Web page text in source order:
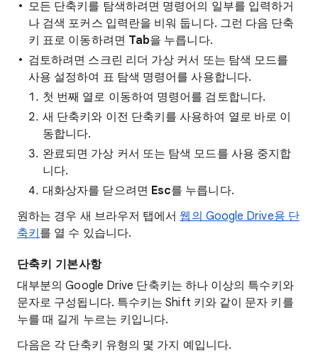
모든 단축키를 탐색하려면 명령어의 일부를 입력하거
나 검색 포커스 입력란을 비워 둡니다. 그런 다음 단축
키 표로 이동하려면 Tab을 누릅니다.
검토하려면 스크린 리더 가상 커서 또는 탐색 모드를
사용 설정하여 표 탐색 명령어를 사용합니다.
첫 번째 열로 이동하여 명령어를 검토합니다.
새 단축키와 이전 단축키를 사용하여 열로 바로 이
동합니다.
완료되면 가상 커서 또는 탐색 모드를 사용 중지합
니다.
대화상자를 닫으려면 Esc를 누릅니다.
원하는 경우 새 브라우저 탭에서 웹의 Google Drive용 단
축키를 열 수 있습니다.
단축키 기본사항
대부분의 Google Drive 단축키는 하나 이상의 특수키와
문자로 구성됩니다. 특수키는 Shift 키와 같이 문자 키를
누를 때 길게 누르는 키입니다.
다음은 각 단축키 유형의 몇 가지 예입니다.